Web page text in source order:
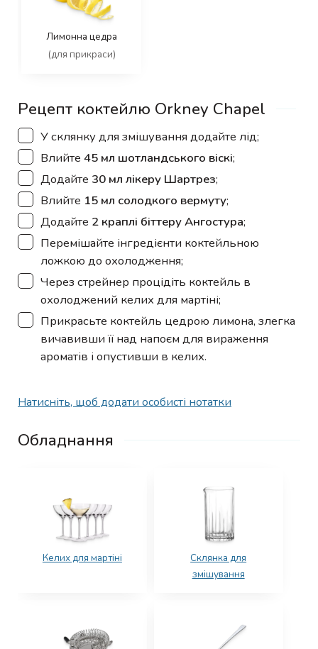
Лимонна цедра
(для прикраси)
Рецепт коктейлю Orkney Chapel
▢
У склянку для змішування додайте лід;
▢
Влийте 45 мл шотландського віскі;
▢
Додайте 30 мл лікеру Шартрез;
▢
Влийте 15 мл солодкого вермуту;
▢
Додайте 2 краплі біттеру Ангостура;
▢
Перемішайте інгредієнти коктейльною
ложкою до охолодження;
▢
Через стрейнер процідіть коктейль в
охолоджений келих для мартіні;
▢
Прикрасьте коктейль цедрою лимона, злегка
вичавивши її над напоєм для вираження
ароматів і опустивши в келих.
Натисніть, щоб додати особисті нотатки
Обладнання
Келих для мартіні
Склянка для
змішування